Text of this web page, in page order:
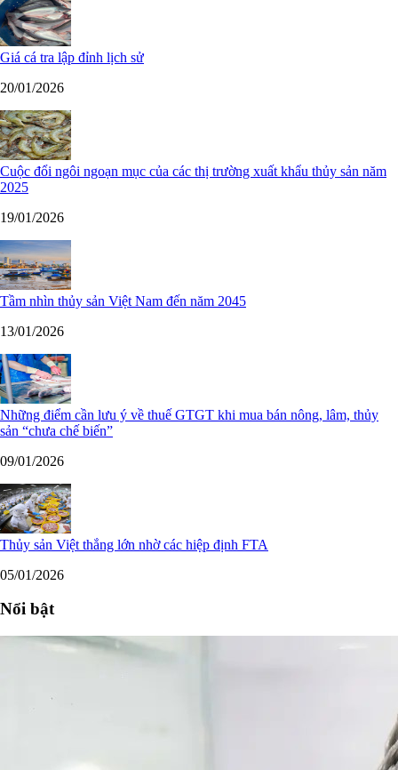
Giá cá tra lập đỉnh lịch sử
20/01/2026
Cuộc đổi ngôi ngoạn mục của các thị trường xuất khẩu thủy sản năm
2025
19/01/2026
Tầm nhìn thủy sản Việt Nam đến năm 2045
13/01/2026
Những điểm cần lưu ý về thuế GTGT khi mua bán nông, lâm, thủy
sản “chưa chế biến”
09/01/2026
Thủy sản Việt thắng lớn nhờ các hiệp định FTA
05/01/2026
Nổi bật